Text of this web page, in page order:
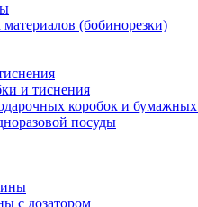
(бобинорезки)
и тиснения
коробок и бумажных
посуды
с дозатором